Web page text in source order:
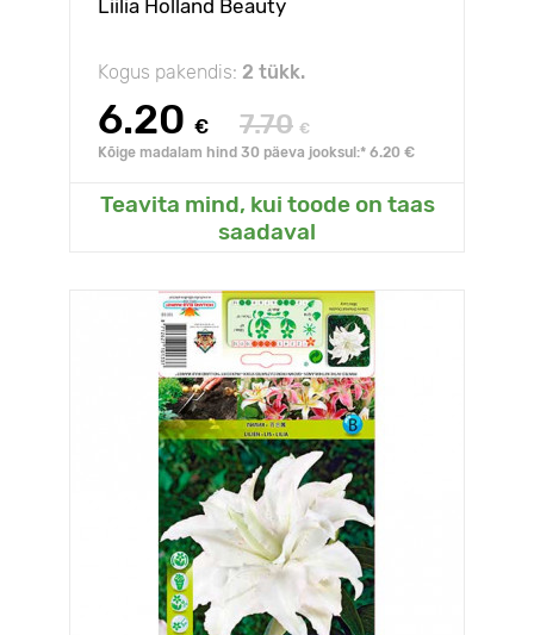
Liilia Holland Beauty
Kogus pakendis: 2 tükk.
6.20 € 7.70 €
Kõige madalam hind 30 päeva jooksul:* 6.20 €
Teavita mind, kui toode on taas
saadaval